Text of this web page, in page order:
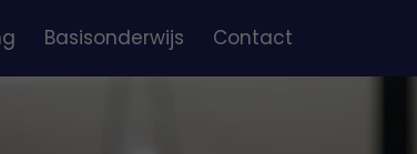
Basisonderwijs Contact